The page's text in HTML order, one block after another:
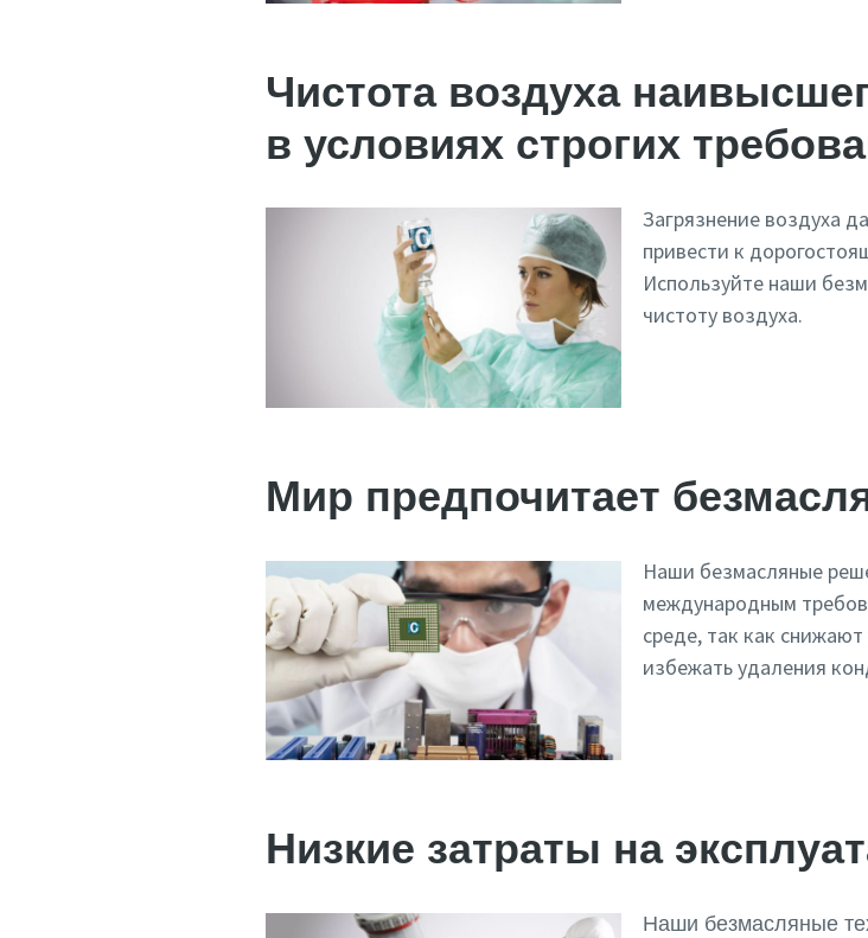
Чистота воздуха
в условиях строгих
Загрязнение воздуха
привести к
Используйте наши
чистоту воздуха.
Мир предпочитает
Наши безмасляные
международным
среде, так как
избежать удаления
Низкие затраты на
Наши безмасляные